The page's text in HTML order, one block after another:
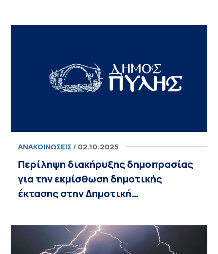
ΑΝΑΚΟΙΝΏΣΕΙΣ / 02.10.2025
Περίληψη διακήρυξης δημοπρασίας
για την εκμίσθωση δημοτικής
έκτασης στην Δημοτική…